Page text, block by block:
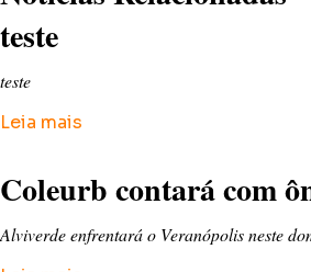
teste
teste
Leia mais
Coleurb contará com
Alviverde enfrentará o Veranópolis neste